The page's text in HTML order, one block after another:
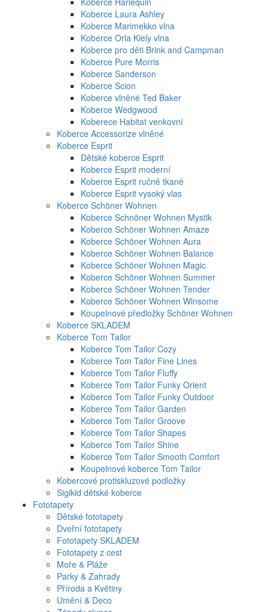
Koberce Laura Ashley
Koberce Marimekko vlna
Koberce Orla Kiely vlna
Koberce pro děti Brink and Campman
Koberce Pure Morris
Koberce Sanderson
Koberce Scion
Koberce vlněné Ted Baker
Koberce Wedgwood
Koberece Habitat venkovní
Koberce Accessorize vlněné
Koberce Esprit
Dětské koberce Esprit
Koberce Esprit moderní
Koberce Esprit ručně tkané
Koberce Esprit vysoký vlas
Koberce Schöner Wohnen
Koberce Schnöner Wohnen Mystik
Koberce Schöner Wohnen Amaze
Koberce Schöner Wohnen Aura
Koberce Schöner Wohnen Balance
Koberce Schöner Wohnen Magic
Koberce Schöner Wohnen Summer
Koberce Schöner Wohnen Tender
Koberce Schöner Wohnen Winsome
Koupelnové předložky Schöner Wohnen
Koberce SKLADEM
Koberce Tom Tailor
Koberce Tom Tailor Cozy
Koberce Tom Tailor Fine Lines
Koberce Tom Tailor Fluffy
Koberce Tom Tailor Funky Orient
Koberce Tom Tailor Funky Outdoor
Koberce Tom Tailor Garden
Koberce Tom Tailor Groove
Koberce Tom Tailor Shapes
Koberce Tom Tailor Shine
Koberce Tom Tailor Smooth Comfort
Koupelnové koberce Tom Tailor
Kobercové protiskluzové podložky
Sigikid dětské koberce
Fototapety
Dětské fototapety
Dveřní fototapety
Fototapety SKLADEM
Fototapety z cest
Moře & Pláže
Parky & Zahrady
Příroda a Květiny
Umění & Deco